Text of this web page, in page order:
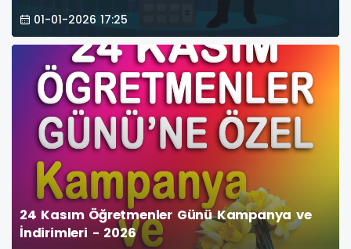
01-01-2026 17:25
24 Kasım Öğretmenler Günü Kampanya ve
İndirimleri - 2026